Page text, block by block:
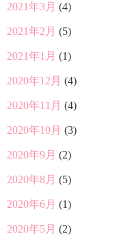
2021年3月 (4)
2021年2月 (5)
2021年1月 (1)
2020年12月 (4)
2020年11月 (4)
2020年10月 (3)
2020年9月 (2)
2020年8月 (5)
2020年6月 (1)
2020年5月 (2)